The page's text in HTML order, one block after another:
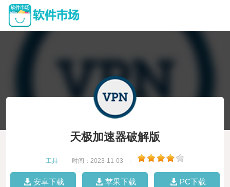
天极加速器破解版
工具 时间：2023-11-03
安卓下载 苹果下载 PC下载